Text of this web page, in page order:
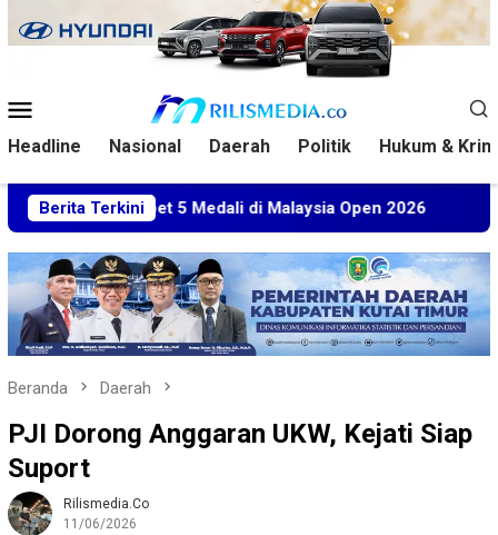
ke
Mobile
Headline Nasional Daerah Politik Hukum &
Berita Terkini
Sabet 5 Medali di Malaysia Open 2026 Kuasa Hukum
Beranda Daerah
PJI Dorong Anggaran UKW, Kejati Siap
Suport
Rilismedia.co
11/06/2026